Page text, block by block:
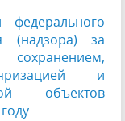
(надзора) за
сохранением,
и
объектов